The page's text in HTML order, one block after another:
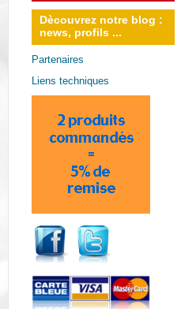
Dècouvrez notre blog :
news, profils ...
Partenaires
Liens techniques